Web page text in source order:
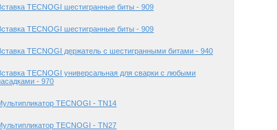
TECNOGI шестигранные биты - 909
TECNOGI шестигранные биты - 909
TECNOGI держатель с шестигранными битами - 940
TECNOGI универсальная для сварки с любыми
- 970
TECNOGI - TN14
TECNOGI - TN27